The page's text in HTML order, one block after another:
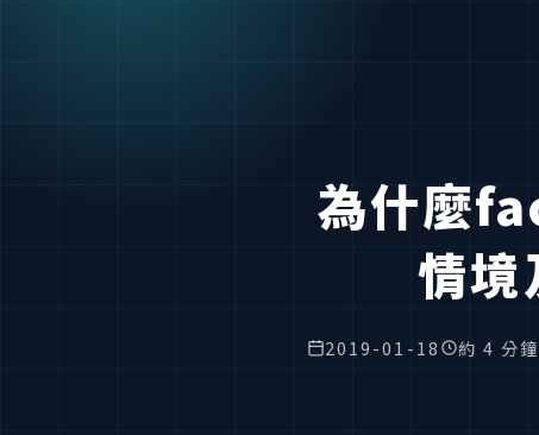
為什麼
情境
2019-01-18 約 4 分